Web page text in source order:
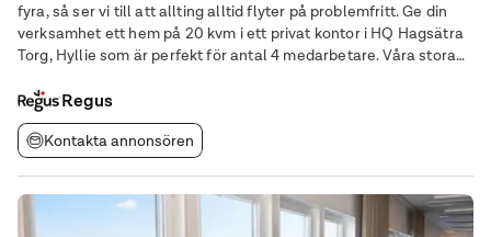
fyra, så ser vi till att allting alltid flyter på problemfritt. Ge din
verksamhet ett hem på 20 kvm i ett privat kontor i HQ Hagsätra
Torg, Hyllie som är perfekt för antal 4 medarbetare. Våra stora
– frånRegus
Kontakta annonsören